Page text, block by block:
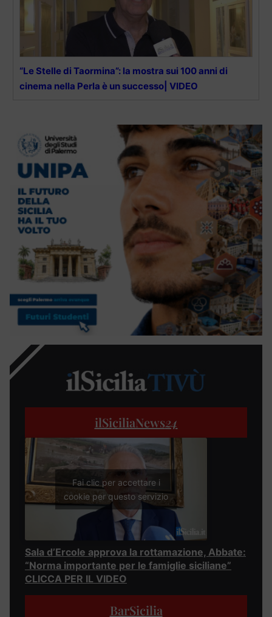
“Le Stelle di Taormina”: la mostra sui 100 anni di
cinema nella Perla è un successo| VIDEO
ilSiciliaNews24
Fai clic per accettare i
cookie per questo servizio
Sala d’Ercole approva la rottamazione, Abbate:
“Norma importante per le famiglie siciliane”
CLICCA PER IL VIDEO
BarSicilia